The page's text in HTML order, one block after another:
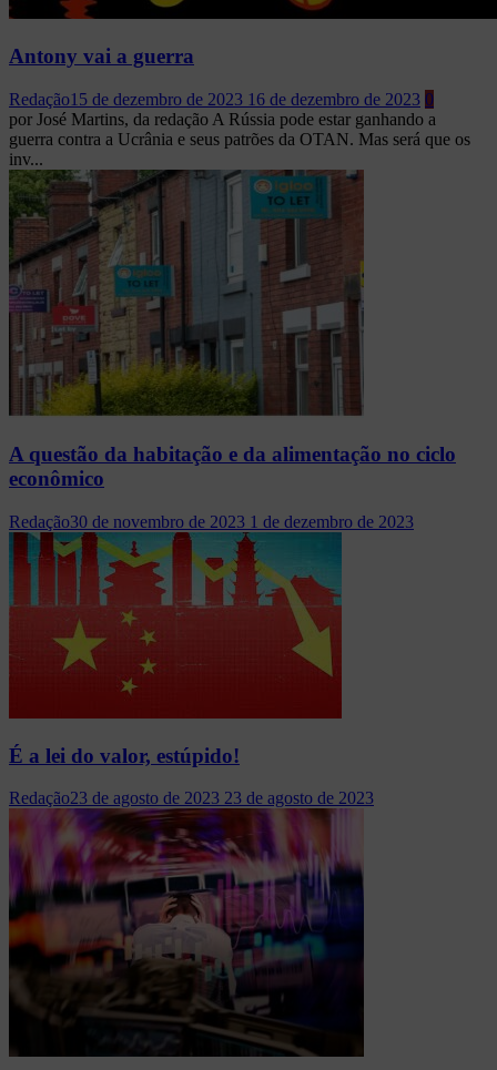
Antony vai a guerra
Redação15 de dezembro de 2023 16 de dezembro de 2023 0
por José Martins, da redação A Rússia pode estar ganhando a
guerra contra a Ucrânia e seus patrões da OTAN. Mas será que os
inv...
A questão da habitação e da alimentação no ciclo
econômico
Redação30 de novembro de 2023 1 de dezembro de 2023
É a lei do valor, estúpido!
Redação23 de agosto de 2023 23 de agosto de 2023